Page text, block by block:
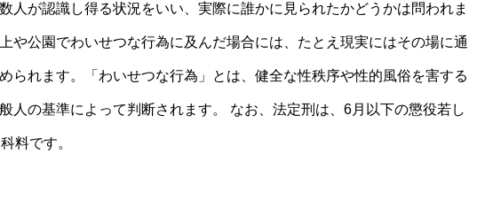
人が認識し得る状況をいい、実際に誰かに見られたかどうかは問われま
や公園でわいせつな行為に及んだ場合には、たとえ現実にはその場に通
られます。「わいせつな行為」とは、健全な性秩序や性的風俗を害する
人の基準によって判断されます。 なお、法定刑は、6月以下の懲役若し
料です。